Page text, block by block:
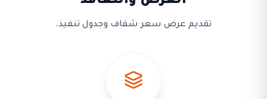
تقديم عرض سعر شفاف وجدول تنفيذ.